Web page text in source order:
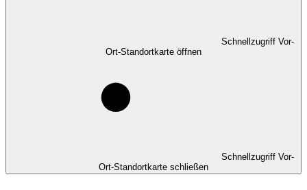
Schnellzugriff Vor-
Ort-Standortkarte öffnen
Schnellzugriff Vor-
Ort-Standortkarte schließen